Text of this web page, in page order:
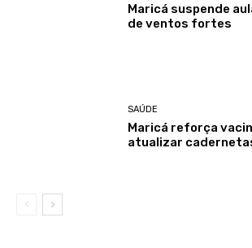
Maricá suspende
de ventos fortes
SAÚDE
Maricá reforça
atualizar